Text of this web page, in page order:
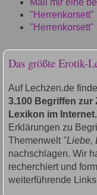
"Herrenkorsett"
"Herrenkorsett"
Das größte Erotik-
Auf Lechzen.de
3.100 Begriffen zur
Lexikon im Internet
Erklärungen zu
Themenwelt "Liebe,
nachschlagen. Wir
recherchiert und
weiterführende